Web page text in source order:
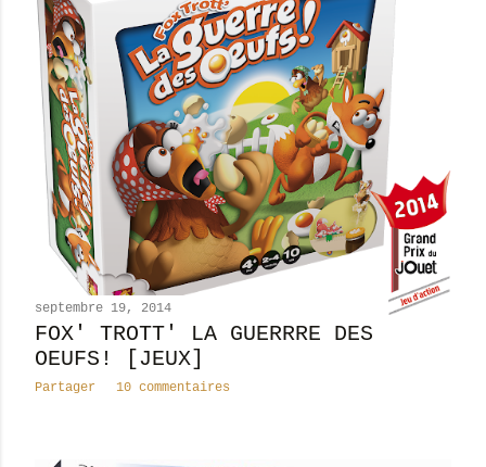
septembre 19, 2014
FOX' TROTT' LA GUERRRE DES
OEUFS! [JEUX]
Partager 10 commentaires